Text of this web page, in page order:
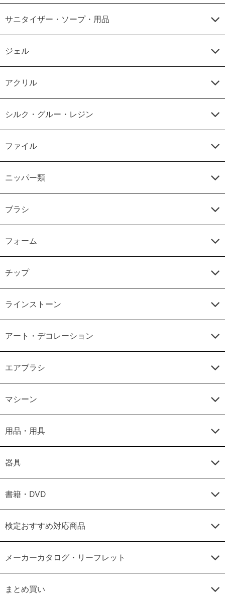
サニタイザー・ソープ・用品
ジェル
アクリル
シルク・グルー・レジン
ファイル
ニッパー類
ブラシ
フォーム
チップ
ラインストーン
アート・デコレーション
エアブラシ
マシーン
用品・用具
器具
書籍・DVD
検定おすすめ対応商品
メーカーカタログ・リーフレット
まとめ買い